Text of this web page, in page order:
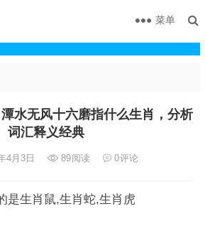
菜单
水无风十六磨指什么生肖，分析
词汇释义经典
4月3日 89阅读 0评论
是生肖鼠,生肖蛇,生肖虎